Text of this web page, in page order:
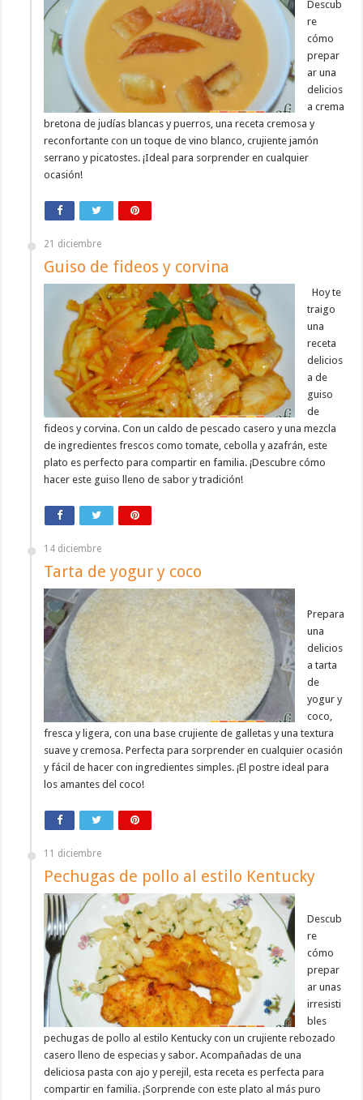
Descub
re
cómo
prepar
ar una
delicios
a crema
bretona de judías blancas y puerros, una receta cremosa y
reconfortante con un toque de vino blanco, crujiente jamón
serrano y picatostes. ¡Ideal para sorprender en cualquier
ocasión!
21 diciembre
Guiso de fideos y corvina
Hoy te
traigo
una
receta
delicios
a de
guiso
de
fideos y corvina. Con un caldo de pescado casero y una mezcla
de ingredientes frescos como tomate, cebolla y azafrán, este
plato es perfecto para compartir en familia. ¡Descubre cómo
hacer este guiso lleno de sabor y tradición!
14 diciembre
Tarta de yogur y coco
Prepara
una
delicios
a tarta
de
yogur y
coco,
fresca y ligera, con una base crujiente de galletas y una textura
suave y cremosa. Perfecta para sorprender en cualquier ocasión
y fácil de hacer con ingredientes simples. ¡El postre ideal para
los amantes del coco!
11 diciembre
Pechugas de pollo al estilo Kentucky
Descub
re
cómo
prepar
ar unas
irresisti
bles
pechugas de pollo al estilo Kentucky con un crujiente rebozado
casero lleno de especias y sabor. Acompañadas de una
deliciosa pasta con ajo y perejil, esta receta es perfecta para
compartir en familia. ¡Sorprende con este plato al más puro